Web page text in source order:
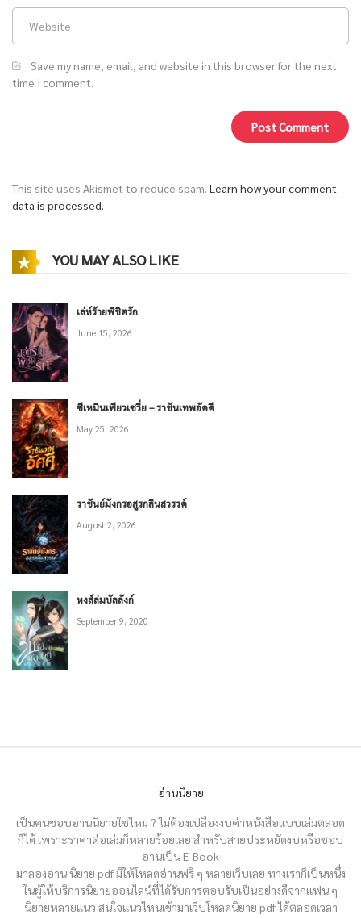
Save my name, email, and website in this browser for the next
time I comment.
This site uses Akismet to reduce spam. Learn how your comment
data is processed.
YOU MAY ALSO LIKE
เล่ห์ร้ายพิชิตรัก
June 15, 2026
ซีเหมินเพียวเซวี่ย – ราชันเทพอัคคี
May 25, 2026
ราชันย์มังกรอสูรกลืนสวรรค์
August 2, 2026
หงส์ล่มบัลลังก์
September 9, 2020
อ่านนิยาย
เป็นคนชอบอ่านนิยายใช่ไหม ? ไม่ต้องเปลืองงบค่าหนังสือแบบเล่มตลอด
ก็ได้ เพราะราคาต่อเล่มก็หลายร้อยเลย สำหรับสายประหยัดงบหรือชอบ
อ่านเป็น E-Book
มาลองอ่าน นิยาย pdf มีให้โหลดอ่านฟรี ๆ หลายเว็บเลย ทางเราก็เป็นหนึ่ง
ในผู้ให้บริการนิยายออนไลน์ที่ได้รับการตอบรับเป็นอย่างดีจากแฟน ๆ
นิยายหลายแนว สนใจแนวไหนเข้ามาเว็บโหลดนิยาย pdf ได้ตลอดเวลา